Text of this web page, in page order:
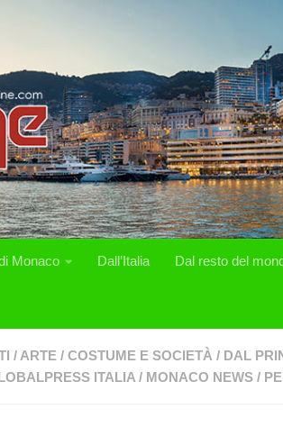
Monaco Dall’Italia Dal resto del
/ ARTE / COSTUME E SOCIETÀ / DAL
ITALIA / MONACO NEWS /